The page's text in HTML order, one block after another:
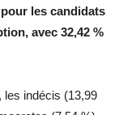
les candidats
avec 32,42 %
les indécis (13,99